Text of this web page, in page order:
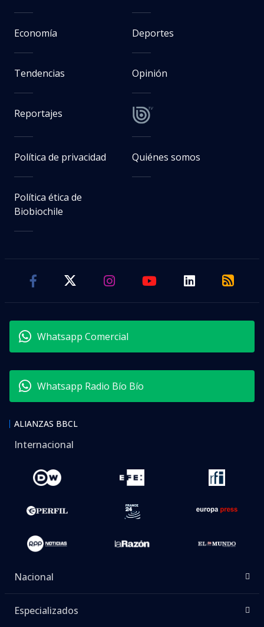
Economía Deportes
Tendencias Opinión
Reportajes
Política de privacidad Quiénes somos
Política ética de
Biobiochile
Whatsapp Comercial
Whatsapp Radio Bío Bío
ALIANZAS BBCL
Internacional
Nacional
Especializados